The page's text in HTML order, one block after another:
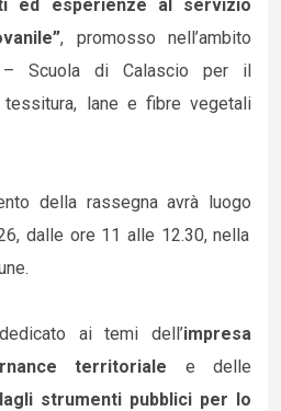
ed esperienze al servizio
, promosso nell’ambito
– Scuola di Calascio per il
tessitura, lane e fibre vegetali
della rassegna avrà luogo
dalle ore 11 alle 12.30, nella
ai temi dell’impresa
territoriale e delle
strumenti pubblici per lo